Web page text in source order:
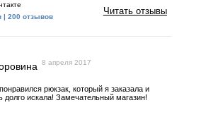
| 200 отзывов
Читать отзывы
8 апреля 2017
рюкзак, который я заказала и
долго искала! Замечательный магазин!